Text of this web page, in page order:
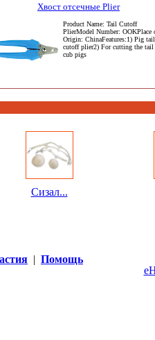
Хвост отсечные Plier
Product Name: Tail Cutoff
PlierModel Number: OOKPlace
Origin: ChinaFeatures:1) Pig tail
cutoff plier2) For cutting the tail
cub pigs
Сизал...
| Помощь